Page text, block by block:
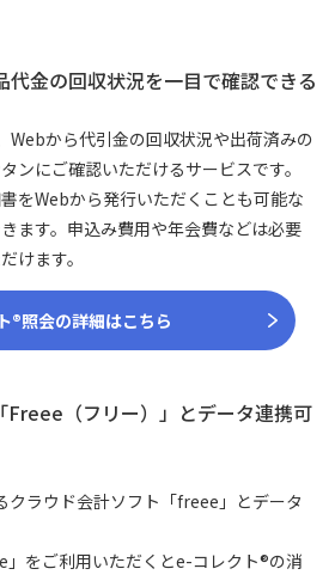
代金の回収状況を一目で確認できる
Webから代引金の回収状況や出荷済みの
ンにご確認いただけるサービスです。
をWebから発行いただくことも可能な
ます。申込み費用や年会費などは必要
けます。
®照会の詳細はこちら
Freee（フリー）」とデータ連携可
ラウド会計ソフト「freee」とデータ
」をご利用いただくとe-コレクト®の消